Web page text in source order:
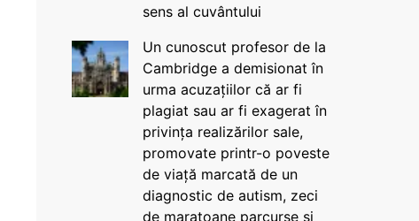
sens al cuvântului
Un cunoscut profesor de la
Cambridge a demisionat în
urma acuzațiilor că ar fi
plagiat sau ar fi exagerat în
privința realizărilor sale,
promovate printr-o poveste
de viață marcată de un
diagnostic de autism, zeci
de maratoane parcurse și